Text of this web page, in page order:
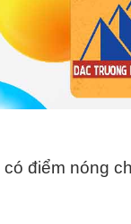
có điểm nóng